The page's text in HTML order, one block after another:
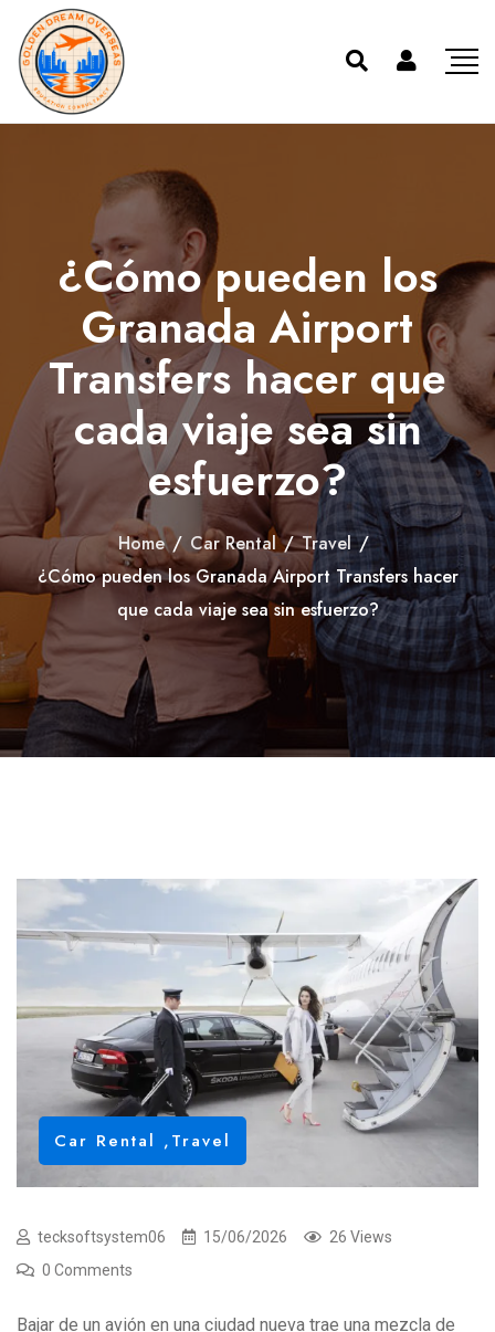
¿Cómo pueden los
Granada Airport
Transfers hacer que
cada viaje sea sin
esfuerzo?
Home / Car Rental / Travel /
¿Cómo pueden los Granada Airport Transfers hacer
que cada viaje sea sin esfuerzo?
Car Rental ,Travel
tecksoftsystem06 15/06/2026
26 Views
0 Comments
Bajar de un avión en una ciudad nueva trae una mezcla de